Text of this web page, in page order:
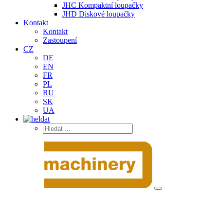
JHC Kompaktní loupačky
JHD Diskové loupačky
Kontakt
Kontakt
Zastoupení
CZ
DE
EN
FR
PL
RU
SK
UA